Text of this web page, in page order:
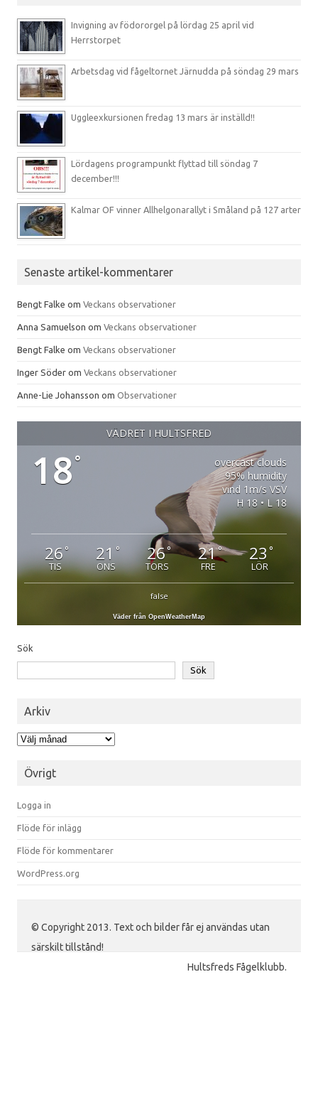
Invigning av födororgel på lördag 25 april vid
Herrstorpet
Arbetsdag vid fågeltornet Järnudda på söndag 29 mars
Uggleexkursionen fredag 13 mars är inställd!!
Lördagens programpunkt flyttad till söndag 7
december!!!
Kalmar OF vinner Allhelgonarallyt i Småland på 127 arter
Senaste artikel-kommentarer
Bengt Falke om Veckans observationer
Anna Samuelson om Veckans observationer
Bengt Falke om Veckans observationer
Inger Söder om Veckans observationer
Anne-Lie Johansson om Observationer
VÄDRET I HULTSFRED
18°
overcast clouds
95% humidity
vind 1m/s VSV
H 18 • L 18
26°
TIS
21 °
ONS
26°
TORS
21°
FRE
23 °
LÖR
false
Väder från OpenWeatherMap
Sök
Sök
Arkiv
Arkiv
Övrigt
Logga in
Flöde för inlägg
Flöde för kommentarer
WordPress.org
© Copyright 2013. Text och bilder får ej användas utan
särskilt tillstånd!
Hultsfreds Fågelklubb.